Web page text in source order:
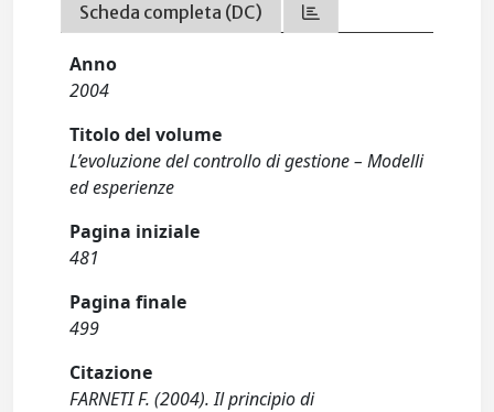
Scheda completa (DC)
Anno
2004
Titolo del volume
L’evoluzione del controllo di gestione – Modelli
ed esperienze
Pagina iniziale
481
Pagina finale
499
Citazione
FARNETI F. (2004). Il principio di